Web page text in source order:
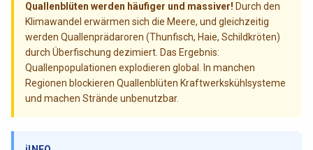
Quallenblüten werden häufiger und massiver! Durch den
Klimawandel erwärmen sich die Meere, und gleichzeitig
werden Quallenprädaroren (Thunfisch, Haie, Schildkröten)
durch Überfischung dezimiert. Das Ergebnis:
Quallenpopulationen explodieren global. In manchen
Regionen blockieren Quallenblüten Kraftwerkskühlsysteme
und machen Strände unbenutzbar.